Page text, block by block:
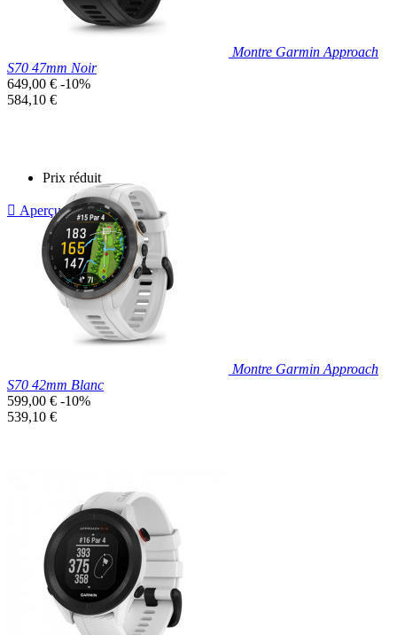
Montre Garmin Approach
S70 47mm Noir
Prix
de
649,00 € -10%
Prix
584,10 €
Prix réduit
 Aperçu rapide
Montre Garmin Approach
S70 42mm Blanc
Prix
de
599,00 € -10%
Prix
539,10 €
Prix réduit
Aperçu rapide